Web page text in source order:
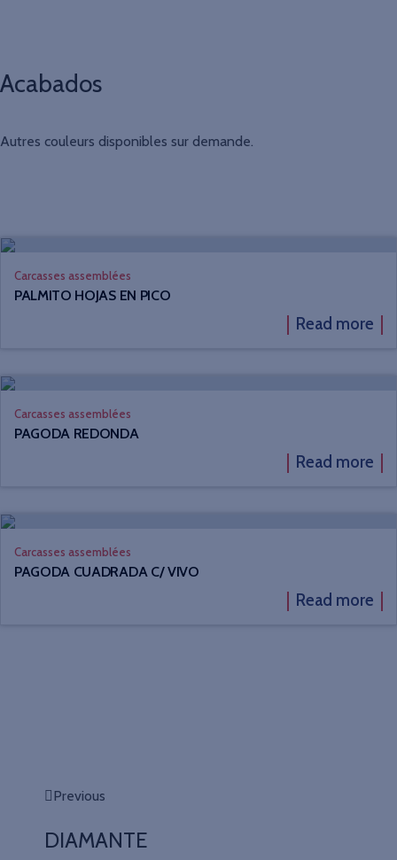
Acabados
Autres couleurs disponibles sur demande.
Carcasses assemblées
PALMITO HOJAS EN PICO
Read more
Carcasses assemblées
PAGODA REDONDA
Read more
Carcasses assemblées
PAGODA CUADRADA C/ VIVO
Read more
Previous
DIAMANTE